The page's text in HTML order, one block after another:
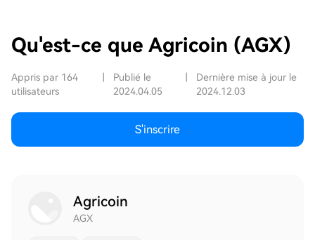
Qu'est-ce que Agricoin (AGX)
Appris par 164
utilisateurs
Publié le
2024.04.05
Dernière mise à jour le
2024.12.03
S'inscrire
Agricoin
AGX